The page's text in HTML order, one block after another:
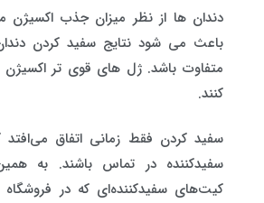
دندان ها از نظر میزان جذب اکسیژن
باعث می شود نتایج سفید کردن
متفاوت باشد. ژل های قوی تر اکسیژن
کنند.
سفید کردن فقط زمانی اتفاق می‌افتد
سفیدکننده در تماس باشند. به
کیت‌های سفیدکننده‌ای که در